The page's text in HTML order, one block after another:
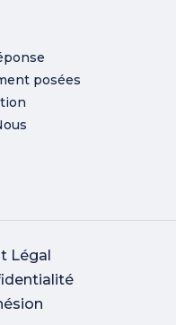
posées
Légal